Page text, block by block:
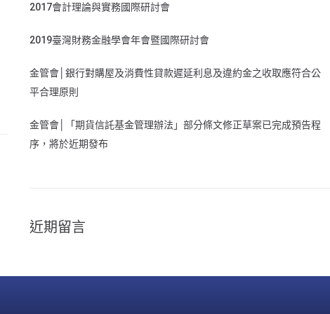
2017會計理論與實務國際研討會
2019臺灣財務金融學會年會暨國際研討會
金管會│銀行對購屋及消費性貸款遲延利息及違約金之收取應符合公
平合理原則
金管會│「期貨信託基金管理辦法」部分條文修正草案已完成預告程
序，將於近期發布
近期留言